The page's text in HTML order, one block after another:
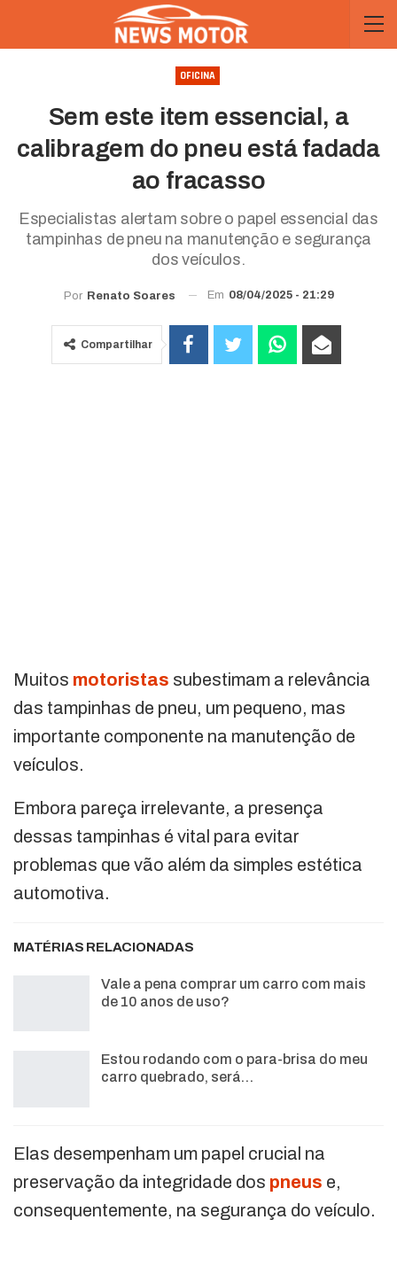
OFICINA
Sem este item essencial, a
calibragem do pneu está fadada
ao fracasso
Especialistas alertam sobre o papel essencial das
tampinhas de pneu na manutenção e segurança
dos veículos.
Por Renato Soares Em 08/04/2025 - 21:29
Compartilhar
Muitos motoristas subestimam a relevância
das tampinhas de pneu, um pequeno, mas
importante componente na manutenção de
veículos.
Embora pareça irrelevante, a presença
dessas tampinhas é vital para evitar
problemas que vão além da simples estética
automotiva.
MATÉRIAS RELACIONADAS
Vale a pena comprar um carro com mais
de 10 anos de uso?
Estou rodando com o para-brisa do meu
carro quebrado, será…
Elas desempenham um papel crucial na
preservação da integridade dos pneus e,
consequentemente, na segurança do veículo.